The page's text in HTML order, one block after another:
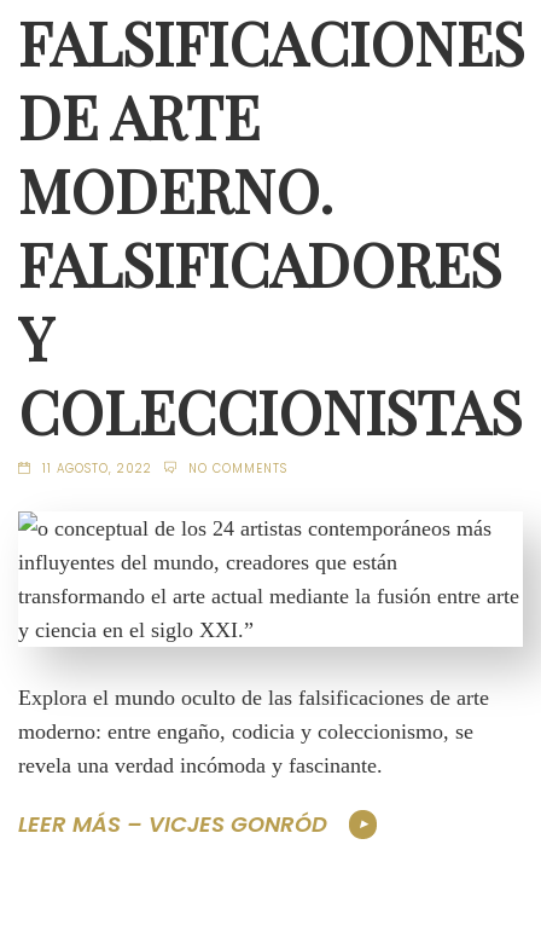
FALSIFICACIONES
DE ARTE
MODERNO.
FALSIFICADORES
Y
COLECCIONISTAS
11 AGOSTO, 2022 NO COMMENTS
Explora el mundo oculto de las falsificaciones de arte
moderno: entre engaño, codicia y coleccionismo, se
revela una verdad incómoda y fascinante.
LEER MÁS – VICJES GONRÓD